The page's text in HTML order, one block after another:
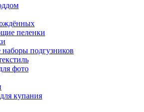
пеленки
подгузников
фото
купания